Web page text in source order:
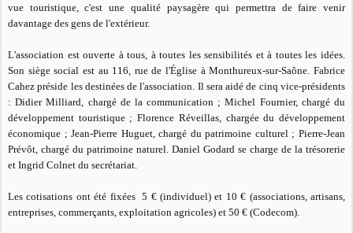
vue touristique, c'est une qualité paysagère qui permettra de faire venir
davantage des gens de l'extérieur.
L'association est ouverte à tous, à toutes les sensibilités et à toutes les idées.
Son siège social est au 116, rue de l'Église à Monthureux-sur-Saône. Fabrice
Cahez préside les destinées de l'association. Il sera aidé de cinq vice-présidents
: Didier Milliard, chargé de la communication ; Michel Fournier, chargé du
développement touristique ; Florence Réveillas, chargée du développement
économique ; Jean-Pierre Huguet, chargé du patrimoine culturel ; Pierre-Jean
Prévôt, chargé du patrimoine naturel. Daniel Godard se charge de la trésorerie
et Ingrid Colnet du secrétariat.
Les cotisations ont été fixées 5 € (individuel) et 10 € (associations, artisans,
entreprises, commerçants, exploitation agricoles) et 50 € (Codecom).